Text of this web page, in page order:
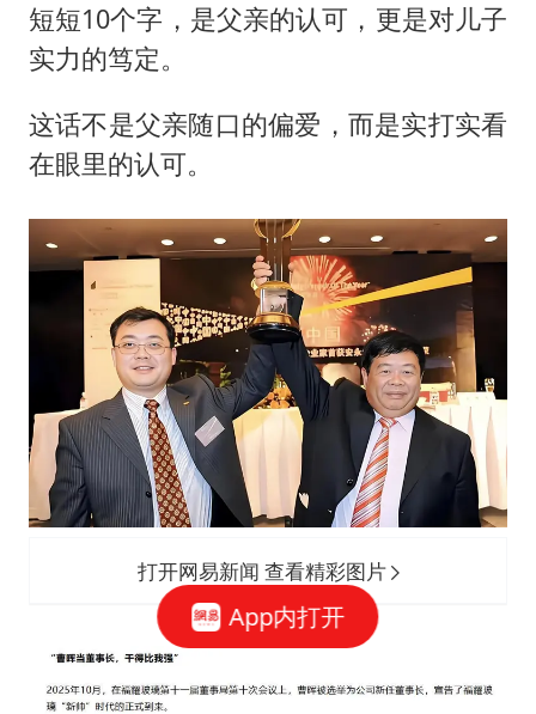
短短10个字，是父亲的认可，更是对儿子
实力的笃定。
这话不是父亲随口的偏爱，而是实打实看
在眼里的认可。
打开网易新闻 查看精彩图片
App内打开